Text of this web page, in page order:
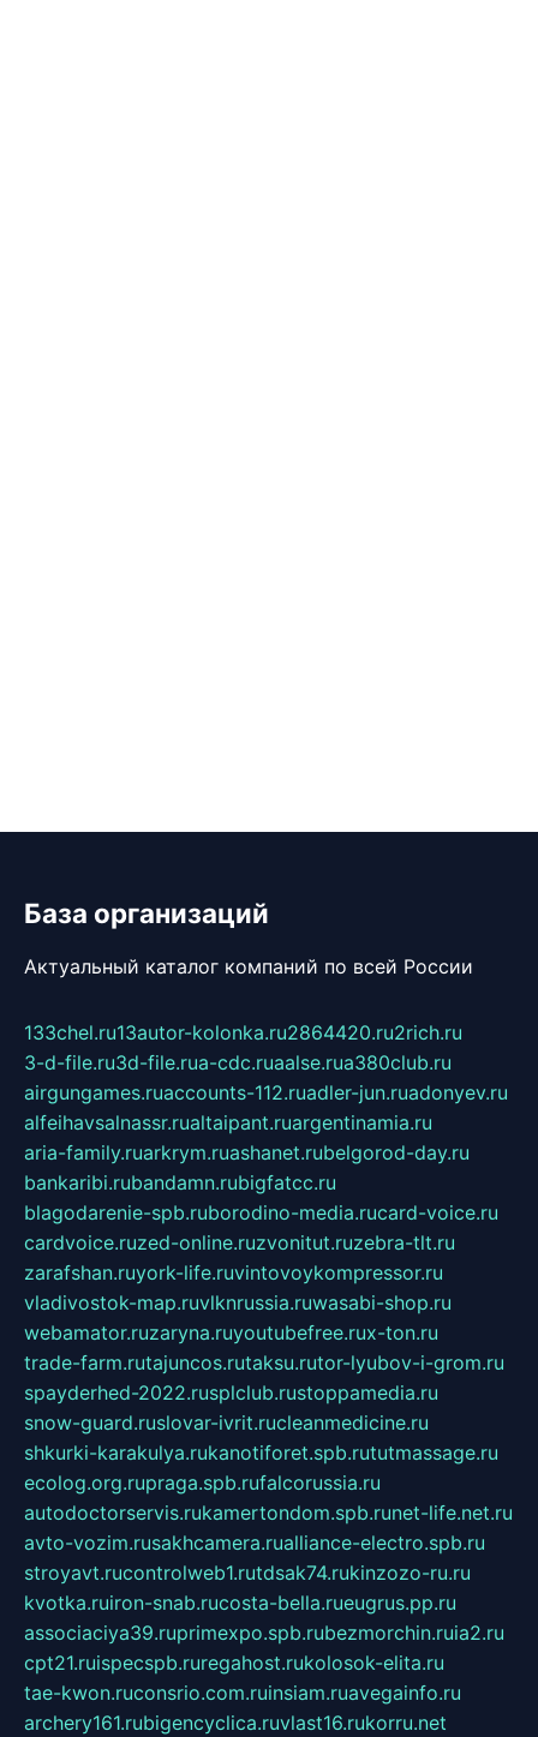
База организаций
Актуальный каталог компаний по всей России
133chel.ru13autor-kolonka.ru2864420.ru2rich.ru
3-d-file.ru3d-file.rua-cdc.ruaalse.rua380club.ru
airgungames.ruaccounts-112.ruadler-jun.ruadonyev.ru
alfeihavsalnassr.rualtaipant.ruargentinamia.ru
aria-family.ruarkrym.ruashanet.rubelgorod-day.ru
bankaribi.rubandamn.rubigfatcc.ru
blagodarenie-spb.ruborodino-media.rucard-voice.ru
cardvoice.ruzed-online.ruzvonitut.ruzebra-tlt.ru
zarafshan.ruyork-life.ruvintovoykompressor.ru
vladivostok-map.ruvlknrussia.ruwasabi-shop.ru
webamator.ruzaryna.ruyoutubefree.rux-ton.ru
trade-farm.rutajuncos.rutaksu.rutor-lyubov-i-grom.ru
spayderhed-2022.rusplclub.rustoppamedia.ru
snow-guard.ruslovar-ivrit.rucleanmedicine.ru
shkurki-karakulya.rukanotiforet.spb.rututmassage.ru
ecolog.org.rupraga.spb.rufalcorussia.ru
autodoctorservis.rukamertondom.spb.runet-life.net.ru
avto-vozim.rusakhcamera.rualliance-electro.spb.ru
stroyavt.rucontrolweb1.rutdsak74.rukinzozo-ru.ru
kvotka.ruiron-snab.rucosta-bella.rueugrus.pp.ru
associaciya39.ruprimexpo.spb.rubezmorchin.ruia2.ru
cpt21.ruispecspb.ruregahost.rukolosok-elita.ru
tae-kwon.ruconsrio.com.ruinsiam.ruavegainfo.ru
archery161.rubigencyclica.ruvlast16.rukorru.net